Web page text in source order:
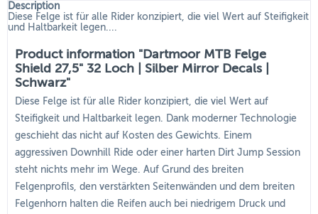
Description
Diese Felge ist für alle Rider konzipiert, die viel Wert auf Steifigkeit
und Haltbarkeit legen....
Product information "Dartmoor MTB Felge
Shield 27,5" 32 Loch | Silber Mirror Decals |
Schwarz"
Diese Felge ist für alle Rider konzipiert, die viel Wert auf
Steifigkeit und Haltbarkeit legen. Dank moderner Technologie
geschieht das nicht auf Kosten des Gewichts. Einem
aggressiven Downhill Ride oder einer harten Dirt Jump Session
steht nichts mehr im Wege. Auf Grund des breiten
Felgenprofils, den verstärkten Seitenwänden und dem breiten
Felgenhorn halten die Reifen auch bei niedrigem Druck und